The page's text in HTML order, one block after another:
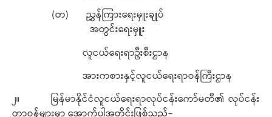
(တ) ညွှန်ကြားရေးမှူးချုပ်
အတွင်းရေးမှူး
လူငယ်ရေးရာဦးစီးဌာန
အားကစားနှင့်လူငယ်ရေးရာဝန်ကြီးဌာန
၂။ မြန်မာနိုင်ငံလူငယ်ရေးရာလုပ်ငန်းကော်မတီ၏ လုပ်ငန်း
တာဝန်များမှာ အောက်ပါအတိုင်းဖြစ်သည်-